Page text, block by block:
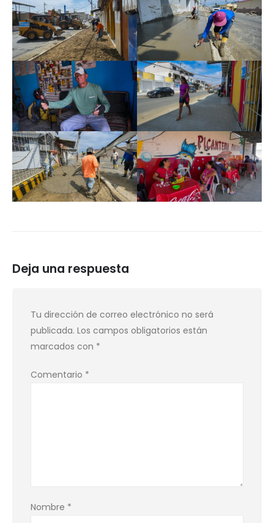
Deja una respuesta
Tu dirección de correo electrónico no será
publicada. Los campos obligatorios están
marcados con *
Comentario *
Nombre *